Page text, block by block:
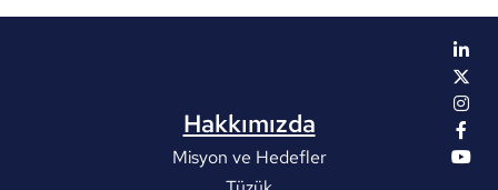
Hakkımızda
Misyon ve Hedefler